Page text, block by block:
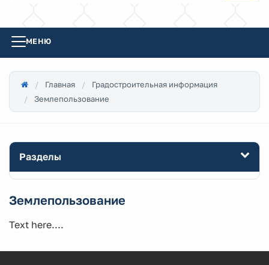
МЕНЮ
Главная
Градостроительная информация
Землепользование
Разделы
Землепользование
Text here....